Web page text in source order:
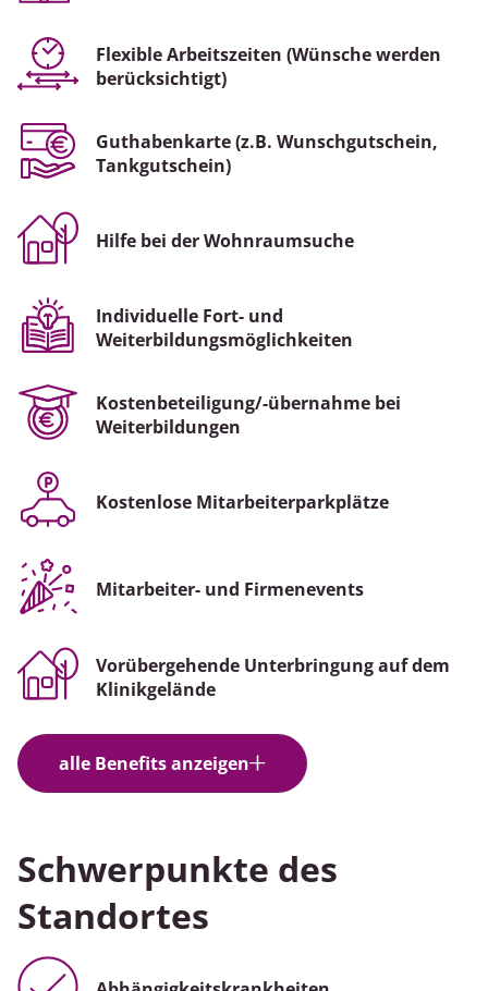
Flexible Arbeitszeiten (Wünsche werden
berücksichtigt)
Guthabenkarte (z.B. Wunschgutschein,
Tankgutschein)
Hilfe bei der Wohnraumsuche
Individuelle Fort- und
Weiterbildungsmöglichkeiten
Kostenbeteiligung/-übernahme bei
Weiterbildungen
Kostenlose Mitarbeiterparkplätze
Mitarbeiter- und Firmenevents
Vorübergehende Unterbringung auf dem
Klinikgelände
alle Benefits anzeigen
Schwerpunkte des
Standortes